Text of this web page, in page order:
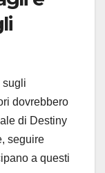
sugli
dovrebbero
di Destiny
seguire
a questi